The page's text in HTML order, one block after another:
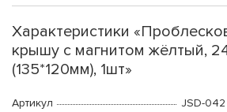
Характеристики
крышу с магнитом жёлтый,
(135*120мм), 1шт»
Артикул
JSD-042